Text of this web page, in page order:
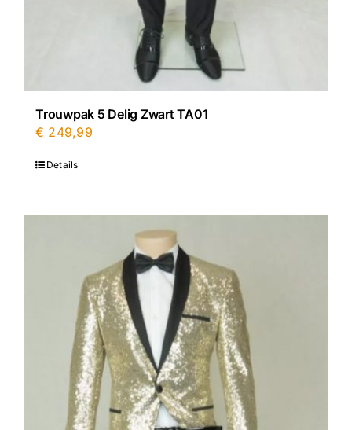
Trouwpak 5 Delig Zwart TA01
€ 249,99
Details